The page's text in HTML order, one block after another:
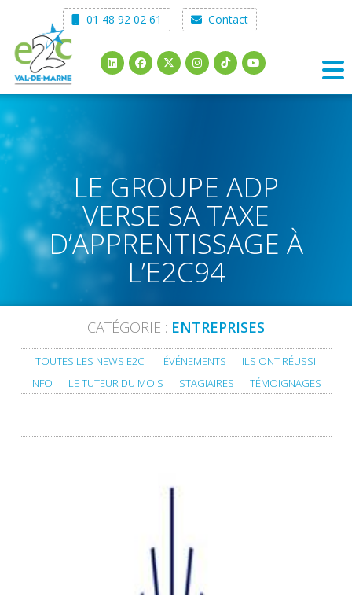
content
01 48 92 02 61 Contact
LE GROUPE ADP
VERSE SA TAXE
D’APPRENTISSAGE À
L’E2C94
CATÉGORIE : ENTREPRISES
TOUTES LES NEWS E2C ÉVÉNEMENTS
ILS ONT RÉUSSI
INFO
LE TUTEUR DU MOIS STAGIAIRES TÉMOIGNAGES